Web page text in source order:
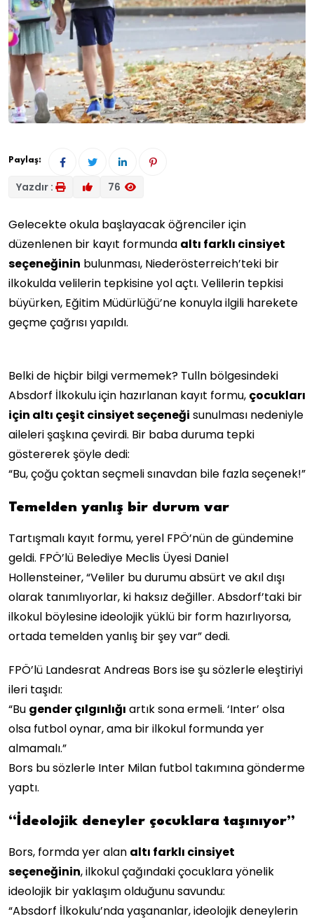
Paylaş:
Yazdır : 76
Gelecekte okula başlayacak öğrenciler için
düzenlenen bir kayıt formunda altı farklı cinsiyet
seçeneğinin bulunması, Niederösterreich’teki bir
ilkokulda velilerin tepkisine yol açtı. Velilerin tepkisi
büyürken, Eğitim Müdürlüğü’ne konuyla ilgili harekete
geçme çağrısı yapıldı.
Belki de hiçbir bilgi vermemek? Tulln bölgesindeki
Absdorf İlkokulu için hazırlanan kayıt formu, çocukları
için altı çeşit cinsiyet seçeneği sunulması nedeniyle
aileleri şaşkına çevirdi. Bir baba duruma tepki
göstererek şöyle dedi:
“Bu, çoğu çoktan seçmeli sınavdan bile fazla seçenek!”
Temelden yanlış bir durum var
Tartışmalı kayıt formu, yerel FPÖ’nün de gündemine
geldi. FPÖ’lü Belediye Meclis Üyesi Daniel
Hollensteiner, “Veliler bu durumu absürt ve akıl dışı
olarak tanımlıyorlar, ki haksız değiller. Absdorf’taki bir
ilkokul böylesine ideolojik yüklü bir form hazırlıyorsa,
ortada temelden yanlış bir şey var” dedi.
FPÖ’lü Landesrat Andreas Bors ise şu sözlerle eleştiriyi
ileri taşıdı:
“Bu gender çılgınlığı artık sona ermeli. ‘Inter’ olsa
olsa futbol oynar, ama bir ilkokul formunda yer
almamalı.”
Bors bu sözlerle Inter Milan futbol takımına gönderme
yaptı.
“İdeolojik deneyler çocuklara taşınıyor”
Bors, formda yer alan altı farklı cinsiyet
seçeneğinin, ilkokul çağındaki çocuklara yönelik
ideolojik bir yaklaşım olduğunu savundu:
“Absdorf İlkokulu’nda yaşananlar, ideolojik deneylerin